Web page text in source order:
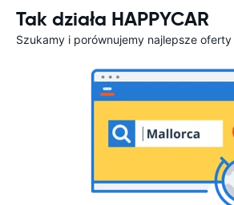
Tak działa HAPPYCAR
Szukamy i porównujemy najlepsze oferty